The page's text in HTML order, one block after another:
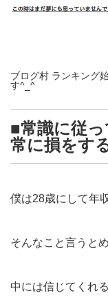
ブログ村 ランキング
す^_^
■常識に従
常に損をす
僕は28歳にして年
そんなこと言うと
中には信じてくれ